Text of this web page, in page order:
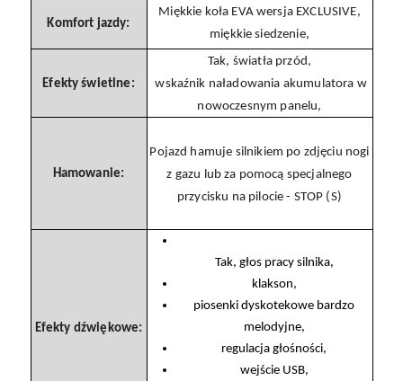
Komfort jazdy:
Miękkie koła EVA wersja EXCLUSIVE,
miękkie siedzenie,
Efekty świetlne:
Tak, światła przód,
wskaźnik naładowania akumulatora w
nowoczesnym panelu,
Hamowanie:
Pojazd hamuje silnikiem po zdjęciu nogi
z gazu lub za pomocą specjalnego
przycisku na pilocie - STOP (S)
Efekty dźwiękowe:
Tak, głos pracy silnika,
klakson,
piosenki dyskotekowe bardzo
melodyjne,
regulacja głośności,
wejście USB,